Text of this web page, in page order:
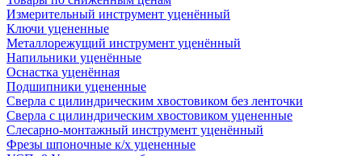
Измерительный инструмент уценённый
Ключи уцененные
Металлорежущий инструмент уценённый
Напильники уценённые
Оснастка уценённая
Подшипники уцененные
Сверла с цилиндрическим хвостовиком без ленточки
Сверла с цилиндрическим хвостовиком уцененные
Слесарно-монтажный инструмент уценённый
Фрезы шпоночные к/х уцененные